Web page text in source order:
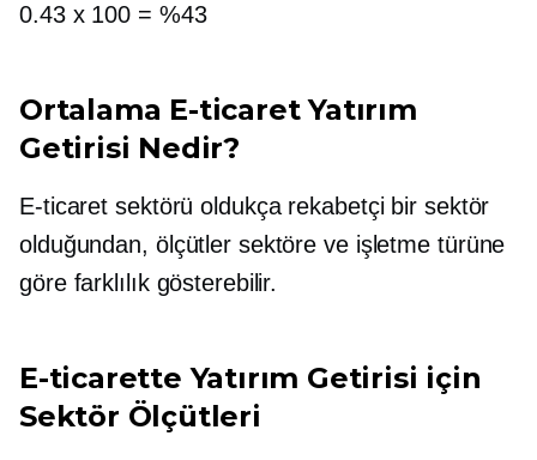
0.43 x 100 = %43
Ortalama E-ticaret Yatırım
Getirisi Nedir?
E-ticaret sektörü oldukça rekabetçi bir sektör
olduğundan, ölçütler sektöre ve işletme türüne
göre farklılık gösterebilir.
E-ticarette Yatırım Getirisi için
Sektör Ölçütleri